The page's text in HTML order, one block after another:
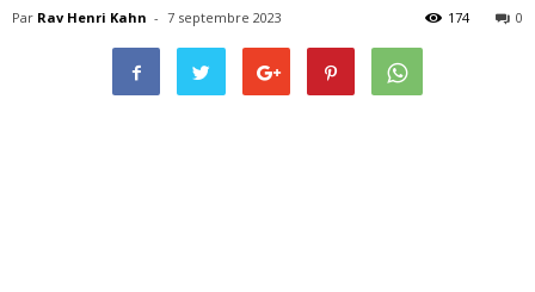
Par Rav Henri Kahn - 7 septembre 2023 0
174